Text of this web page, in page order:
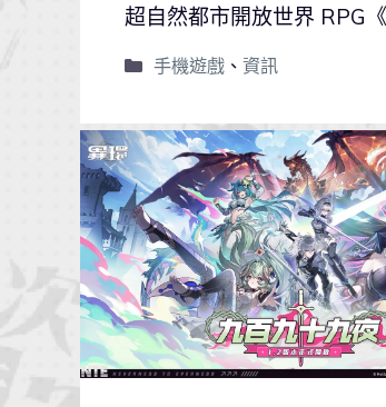
超自然都市開放世界 RPG
手機遊戲、 資訊